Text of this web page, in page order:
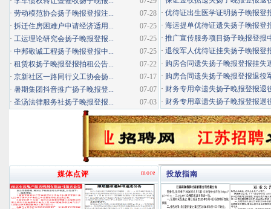
· 优待证出生医学证明扬子晚报登
· 海运提单优待证遗失扬子晚报登
· 推广宣传服务项目扬子晚报登报
· 退役军人优待证挂失扬子晚报登
· 购房合同遗失扬子晚报登报挂失
· 购房合同遗失扬子晚报登报退役
· 财务专用章遗失扬子晚报登报退
· 财务专用章遗失扬子晚报登报退
07-28
· 劳动模范协会扬子晚报登报注...
07-25
· 拆迁住房困难户申请经济适用...
07-25
· 工运理论研究会扬子晚报登报...
07-25
· 中邦敬诚工程扬子晚报登报中...
07-22
· 租赁权扬子晚报登报拍租公告...
07-17
· 京新社区一路同行义工协会扬...
07-07
· 暑期集团抖音推广扬子晚报登...
07-03
· 圣汤法律服务社扬子晚报登报...
投放指南
more
媒体点评